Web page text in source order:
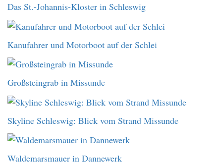
Das St.-Johannis-Kloster in Schleswig
Kanufahrer und Motorboot auf der Schlei
Großsteingrab in Missunde
Skyline Schleswig: Blick vom Strand Missunde
Waldemarsmauer in Dannewerk